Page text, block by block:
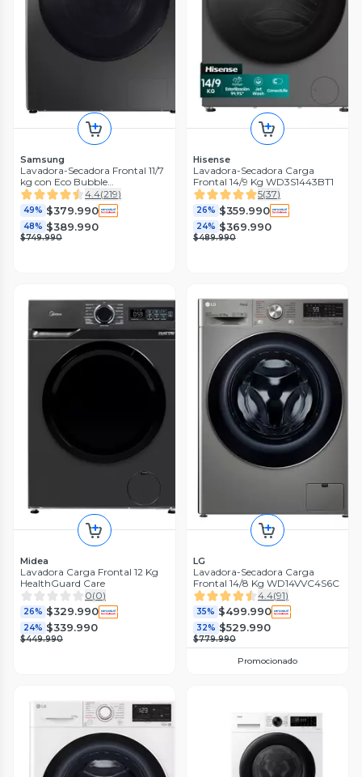
Samsung
Lavadora-Secadora Frontal 11/7
kg con Eco Bubble
WD11TA046BX/ZS
4.4(219)
49% $379.990
48% $389.990
$749.990
Hisense
Lavadora-Secadora Carga
Frontal 14/9 Kg WD3S1443BT1
5(37)
26% $359.990
24% $369.990
$489.990
Midea
Lavadora Carga Frontal 12 Kg
HealthGuard Care
0(0)
26% $329.990
24% $339.990
$449.990
LG
Lavadora-Secadora Carga
Frontal 14/8 Kg WD14VVC4S6C
4.4(91)
35% $499.990
32% $529.990
$779.990
Promocionado